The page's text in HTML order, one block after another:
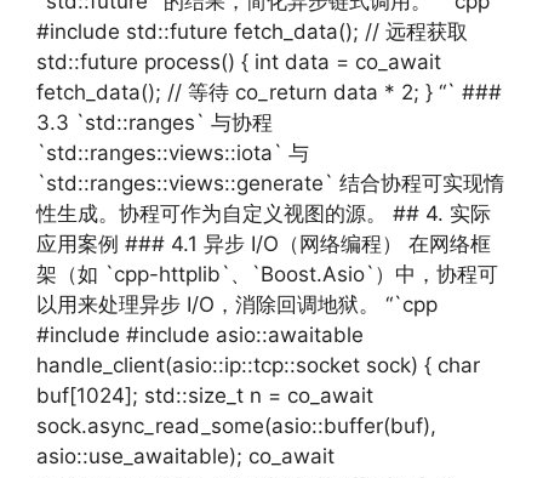
#include std::future fetch_data(); // 远程获取
std::future process() { int data = co_await
fetch_data(); // 等待 co_return data * 2; } “` ###
3.3 `std::ranges` 与协程
`std::ranges::views::iota` 与
`std::ranges::views::generate` 结合协程可实现惰
性生成。协程可作为自定义视图的源。 ## 4. 实际
应用案例 ### 4.1 异步 I/O（网络编程） 在网络框
架（如 `cpp-httplib`、`Boost.Asio`）中，协程可
以用来处理异步 I/O，消除回调地狱。 “`cpp
#include #include asio::awaitable
handle_client(asio::ip::tcp::socket sock) { char
buf[1024]; std::size_t n = co_await
sock.async_read_some(asio::buffer(buf),
asio::use_awaitable); co_await